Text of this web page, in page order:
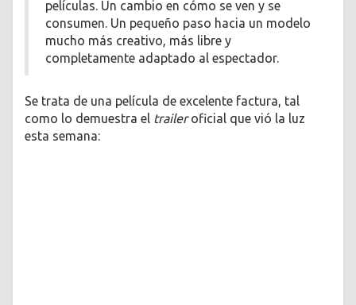
películas. Un cambio en cómo se ven y se
consumen. Un pequeño paso hacia un modelo
mucho más creativo, más libre y
completamente adaptado al espectador.
Se trata de una película de excelente factura, tal
como lo demuestra el traileroficial que vió la luz
esta semana: